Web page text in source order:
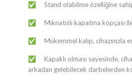
✅ Stand olabilme özelliğine
✅ Mıknatıslı kapatma kopçası
✅ Mükemmel kalıp, cihazınızla
✅ Kapaklı olması sayesinde,
arkadan gelebilecek darbelerden